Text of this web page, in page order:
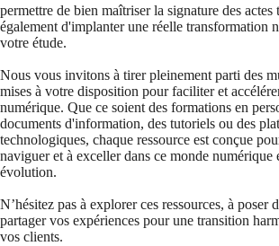
permettre de bien maîtriser la signature des
également d'implanter une réelle transformation
votre étude.
Nous vous invitons à tirer pleinement parti des
mises à votre disposition pour faciliter et
numérique. Que ce soient des formations en
documents d'information, des tutoriels ou des
technologiques, chaque ressource est conçue
naviguer et à exceller dans ce monde numérique
évolution.
N’hésitez pas à explorer ces ressources, à poser
partager vos expériences pour une transition
vos clients.